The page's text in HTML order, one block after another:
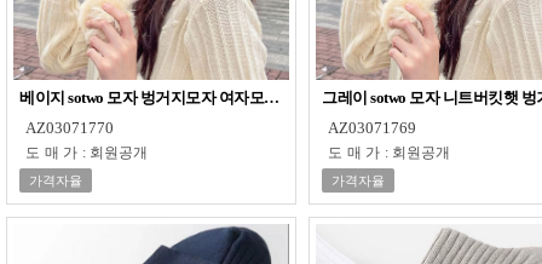
베이지 sotwo 모자 벙거지모자 여자모자 여성 겨울 여성모자 귀달이 버킷햇
AZ03071770
도매가 : 회원공개
가격자율
그레이 sotwo 모자 니트버킷햇
AZ03071769
도매가 : 회원공개
가격자율